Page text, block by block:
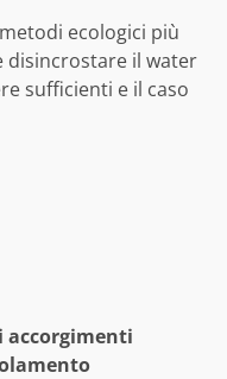
ecologici più
disincrostare il water
sufficienti e il caso
accorgimenti